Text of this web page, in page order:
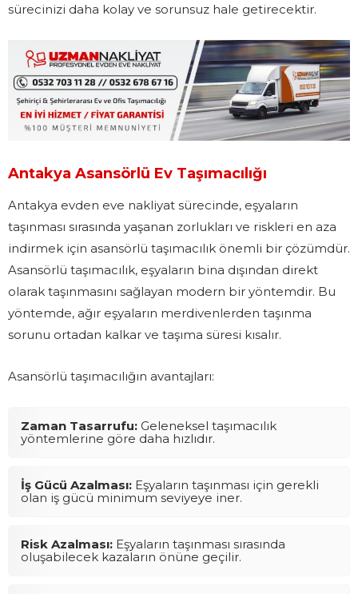
sürecinizi daha kolay ve sorunsuz hale getirecektir.
Antakya Asansörlü Ev Taşımacılığı
Antakya evden eve nakliyat sürecinde, eşyaların
taşınması sırasında yaşanan zorlukları ve riskleri en aza
indirmek için asansörlü taşımacılık önemli bir çözümdür.
Asansörlü taşımacılık, eşyaların bina dışından direkt
olarak taşınmasını sağlayan modern bir yöntemdir. Bu
yöntemde, ağır eşyaların merdivenlerden taşınma
sorunu ortadan kalkar ve taşıma süresi kısalır.
Asansörlü taşımacılığın avantajları:
Zaman Tasarrufu: Geleneksel taşımacılık
yöntemlerine göre daha hızlıdır.
İş Gücü Azalması: Eşyaların taşınması için gerekli
olan iş gücü minimum seviyeye iner.
Risk Azalması: Eşyaların taşınması sırasında
oluşabilecek kazaların önüne geçilir.